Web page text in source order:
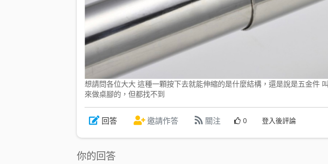
想請問各位大大 這種一顆按下去就能伸縮的是什麼結構，還是說是五金件
來做桌腳的，但都找不到
回答 邀請作答 關注 0 登入後評論
你的回答